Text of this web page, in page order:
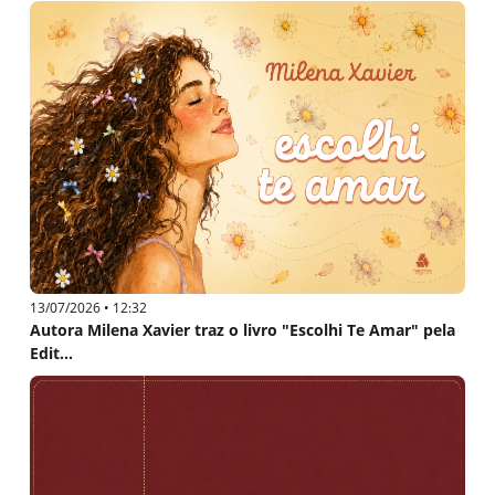
13/07/2026 • 12:32
Autora Milena Xavier traz o livro "Escolhi Te Amar" pela
Edit...